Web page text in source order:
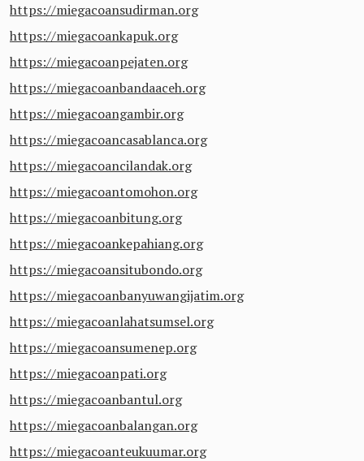
https://miegacoansudirman.org
https://miegacoankapuk.org
https://miegacoanpejaten.org
https://miegacoanbandaaceh.org
https://miegacoangambir.org
https://miegacoancasablanca.org
https://miegacoancilandak.org
https://miegacoantomohon.org
https://miegacoanbitung.org
https://miegacoankepahiang.org
https://miegacoansitubondo.org
https://miegacoanbanyuwangijatim.org
https://miegacoanlahatsumsel.org
https://miegacoansumenep.org
https://miegacoanpati.org
https://miegacoanbantul.org
https://miegacoanbalangan.org
https://miegacoanteukuumar.org